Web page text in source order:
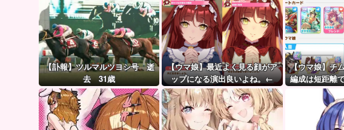
【訃報】ツルマルツヨシ号 逝
去 31歳
【ウマ娘】最近よく見る顔がア
ップになる演出良いよね。←
「これとかこれとか…」
【ウマ娘】チ
編成は短距離
ウを編成する
サポカを編